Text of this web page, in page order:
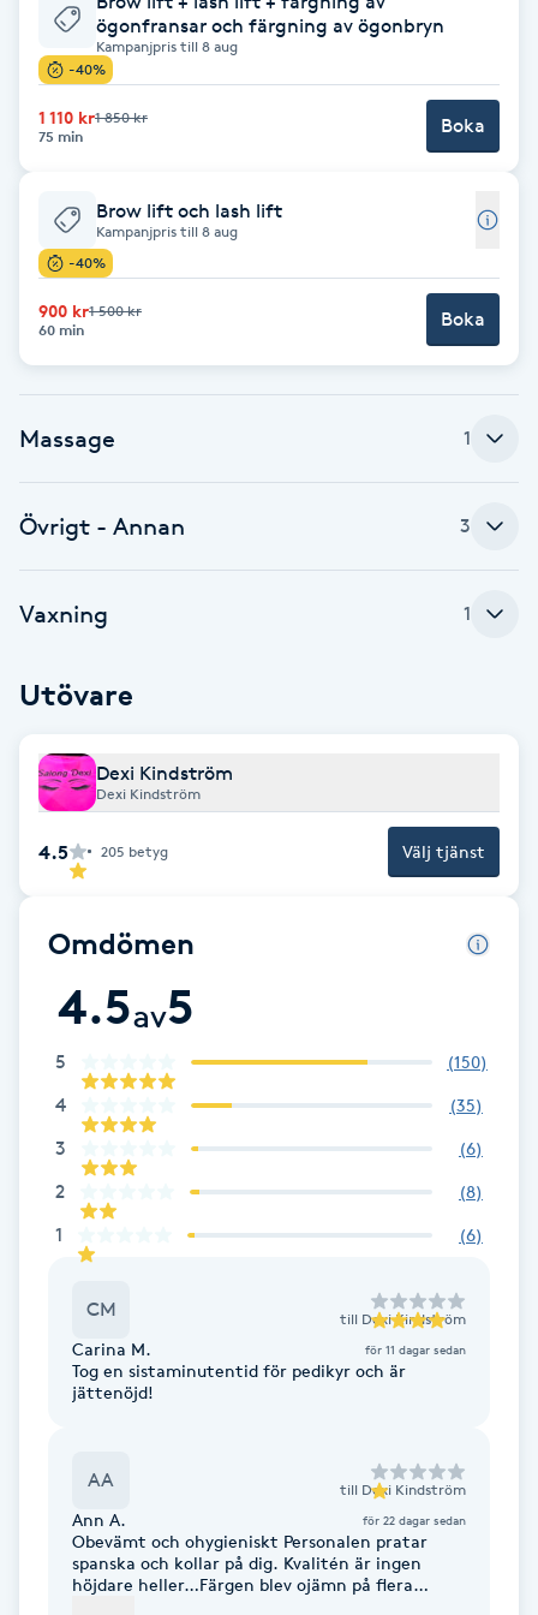
Babylights
Balayage
Bambumassage
Barber
Barnklippning
Blowout
Bottenfärg
Bröllopsuppsättning
Celluliter
Coachning
Color correction
Cryoterapi
Damklippning
Dermapen
Diamantslipning
Enzympeeling
Extensions
Extensions borttagning
ögonfransar och färgning av ögonbryn
Kampanjpris till 8 aug
-40%
1 110 kr1 850 kr
75 min
Boka
Brow lift och lash lift
Kampanjpris till 8 aug
-40%
900 kr1 500 kr
60 min
Boka
Massage 1
Övrigt - Annan 3
Vaxning 1
Utövare
Dexi Kindström
Dexi Kindström
4.5 205 betyg Välj tjänst
Omdömen
4.5av5
5 (150)
4 (35)
3 (6)
2 (8)
1 (6)
CM till Dexi Kindström
Carina M. för 11 dagar sedan
Tog en sistaminutentid för pedikyr och är
jättenöjd!
AA till Dexi Kindström
Ann A. för 22 dagar sedan
Obevämt och ohygieniskt Personalen pratar
spanska och kollar på dig. Kvalitén är ingen
höjdare heller…Färgen blev ojämn på flera